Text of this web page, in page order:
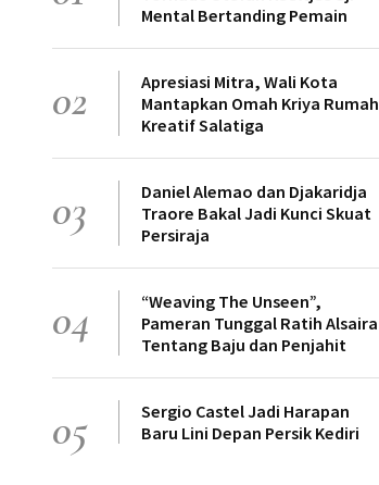
Mental Bertanding Pemain
02
Apresiasi Mitra, Wali Kota
Mantapkan Omah Kriya Rumah
Kreatif Salatiga
03
Daniel Alemao dan Djakaridja
Traore Bakal Jadi Kunci Skuat
Persiraja
04
“Weaving The Unseen”,
Pameran Tunggal Ratih Alsaira
Tentang Baju dan Penjahit
05
Sergio Castel Jadi Harapan
Baru Lini Depan Persik Kediri